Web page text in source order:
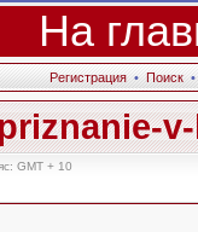
На
Регистрация • Поиск •
GMT + 10